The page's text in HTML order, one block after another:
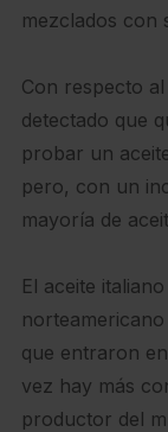
mezclados con
Con respecto
detectado que
probar un
pero, con un
mayoría de
El aceite
que entraron
vez hay más
productor del